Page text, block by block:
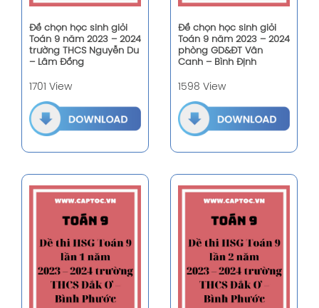
Đề chọn học sinh giỏi
Toán 9 năm 2023 – 2024
trường THCS Nguyễn Du
– Lâm Đồng
1701 View
Đề chọn học sinh giỏi
Toán 9 năm 2023 – 2024
phòng GD&ĐT Vân
Canh – Bình Định
1598 View